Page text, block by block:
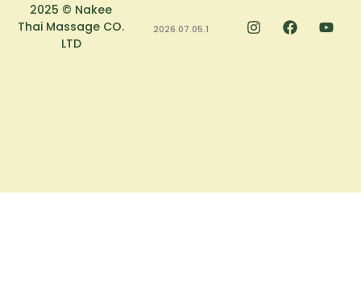
2025 © Nakee
Thai Massage CO.
LTD
2026.07.05.1